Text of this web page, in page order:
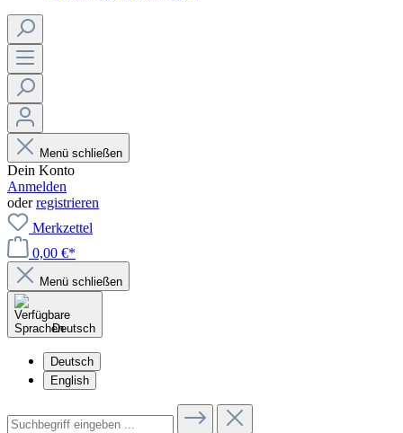
Menü schließen
Dein Konto
Anmelden
oderregistrieren
Merkzettel
0,00 €*
Menü schließen
Deutsch
Deutsch
English